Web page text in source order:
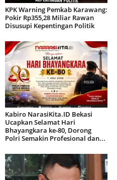
KPK Warning Pemkab Karawang:
Pokir Rp355,28 Miliar Rawan
Disusupi Kepentingan Politik
Kabiro NarasiKita.ID Bekasi
Ucapkan Selamat Hari
Bhayangkara ke-80, Dorong
Polri Semakin Profesional dan...